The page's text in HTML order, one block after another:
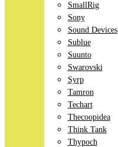
SmallRig
Sony
Sound Devices
Sublue
Suunto
Swarovski
Syrp
Tamron
Techart
Thecoopidea
Think Tank
Thypoch